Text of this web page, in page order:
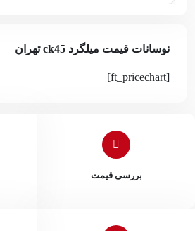
نوسانات قیمت میلگرد ck45 تهران
[ft_pricechart]
بررسی قیمت